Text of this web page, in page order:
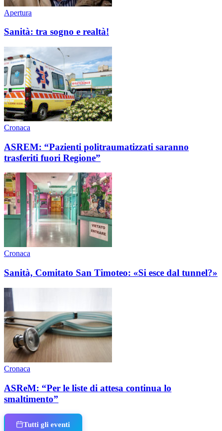
Apertura
Sanità: tra sogno e realtà!
Cronaca
ASREM: “Pazienti politraumatizzati saranno
trasferiti fuori Regione”
Cronaca
Sanità, Comitato San Timoteo: «Si esce dal tunnel?»
Cronaca
ASReM: “Per le liste di attesa continua lo
smaltimento”
Tutti gli eventi